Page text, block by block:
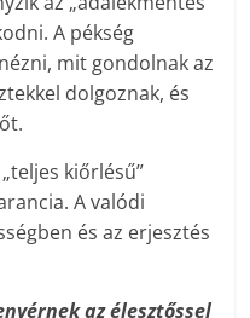
A pékség
mit gondolnak az
dolgoznak, és
kiőrlésű”
A valódi
és az erjesztés
az élesztőssel